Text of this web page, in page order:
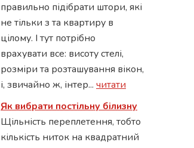
правильно підібрати штори, які
не тільки з та квартиру в
цілому. І тут потрібно
врахувати все: висоту стелі,
розміри та розташування вікон,
і, звичайно ж, інтер... читати
Як вибрати постільну білизну
Щільність переплетення, тобто
кількість ниток на квадратний